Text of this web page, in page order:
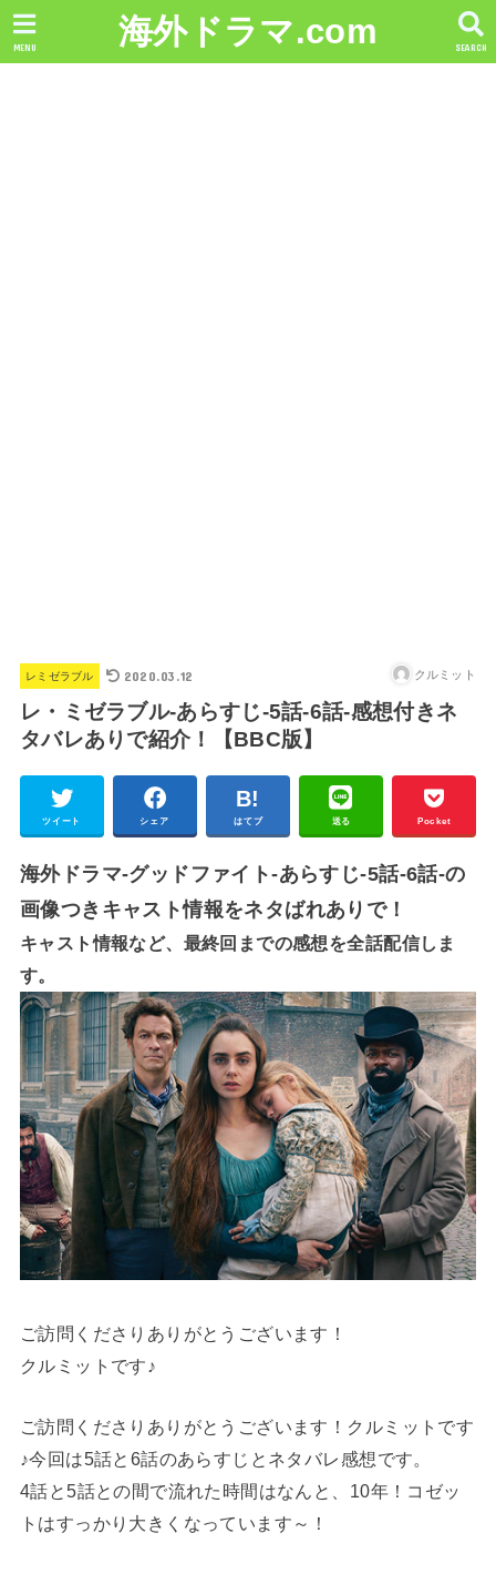
海外ドラマ.com SEARCH
MENU
レミゼラブル 2020.03.12 クルミット
レ・ミゼラブル-あらすじ-5話-6話-感想付きネ
タバレありで紹介！【BBC版】
ツイート シェア はてブ 送る Pocket
海外ドラマ-グッドファイト-あらすじ-5話-6話-の
画像つきキャスト情報をネタばれありで！
キャスト情報など、最終回までの感想を全話配信しま
す。
ご訪問くださりありがとうございます！
クルミットです♪
ご訪問くださりありがとうございます！クルミットです
♪今回は5話と6話のあらすじとネタバレ感想です。
4話と5話との間で流れた時間はなんと、10年！コゼッ
トはすっかり大きくなっています～！